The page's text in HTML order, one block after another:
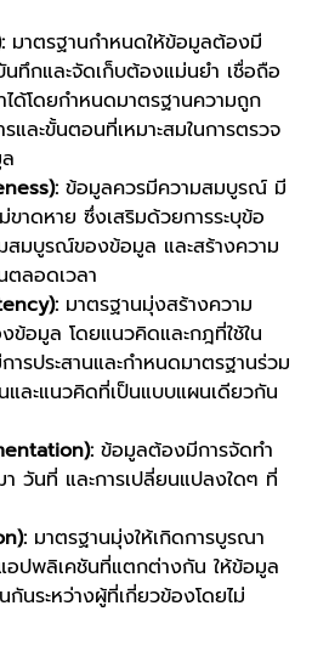
มาตรฐานกำหนดให้ข้อมูลต้องมี
ทึกและจัดเก็บต้องแม่นยำ เชื่อถือ
ด้โดยกำหนดมาตรฐานความถูก
และขั้นตอนที่เหมาะสมในการตรวจ
ข้อมูลควรมีความสมบูรณ์ มี
าดหาย ซึ่งเสริมด้วยการระบุข้อ
สมบูรณ์ของข้อมูล และสร้างความ
ตลอดเวลา
มาตรฐานมุ่งสร้างความ
ข้อมูล โดยแนวคิดและกฎที่ใช้ใน
ารประสานและกำหนดมาตรฐานร่วม
และแนวคิดที่เป็นแบบแผนเดียวกัน
ข้อมูลต้องมีการจัดทำ
วันที่ และการเปลี่ยนแปลงใดๆ ที่
มาตรฐานมุ่งให้เกิดการบูรณา
อปพลิเคชันที่แตกต่างกัน ให้ข้อมูล
กันระหว่างผู้ที่เกี่ยวข้องโดยไม่